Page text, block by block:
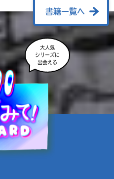
佐久間さのすけ／絵
書籍一覧へ
大人気
シリーズに
出会える